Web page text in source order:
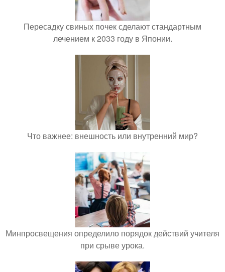
Пересадку свиных почек сделают стандартным
лечением к 2033 году в Японии.
Что важнее: внешность или внутренний мир?
Минпросвещения определило порядок действий учителя
при срыве урока.